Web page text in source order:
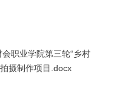
职业学院第三轮“乡村
摄制作项目.docx